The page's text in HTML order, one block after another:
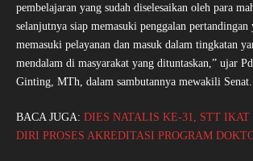
pembelajaran yang sudah diselesaikan oleh para
selanjutnya siap memasuki penggalan
memasuki pelayanan dan masuk dalam tingkatan
mendalam di masyarakat yang dituntaskan,” ujar
Ginting, MTh, dalam sambutannya mewakili Senat.
BACA JUGA: DIES NATALIS KE-31, STT IKAT
DIRI PROSES AKREDITASI PROGRAM